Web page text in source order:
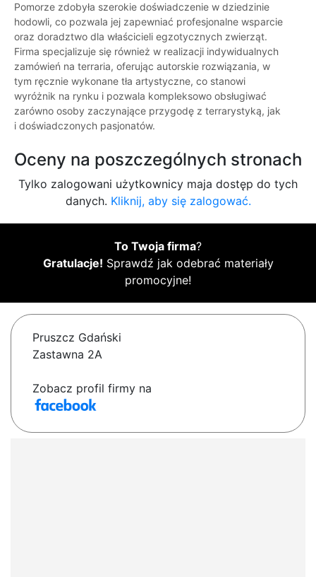
Pomorze zdobyła szerokie doświadczenie w dziedzinie
hodowli, co pozwala jej zapewniać profesjonalne wsparcie
oraz doradztwo dla właścicieli egzotycznych zwierząt.
Firma specjalizuje się również w realizacji indywidualnych
zamówień na terraria, oferując autorskie rozwiązania, w
tym ręcznie wykonane tła artystyczne, co stanowi
wyróżnik na rynku i pozwala kompleksowo obsługiwać
zarówno osoby zaczynające przygodę z terrarystyką, jak
i doświadczonych pasjonatów.
Oceny na poszczególnych stronach
Tylko zalogowani użytkownicy maja dostęp do tych
danych. Kliknij, aby się zalogować.
To Twoja firma?
Gratulacje! Sprawdź jak odebrać materiały
promocyjne!
Pruszcz Gdański
Zastawna 2A
Zobacz profil firmy na